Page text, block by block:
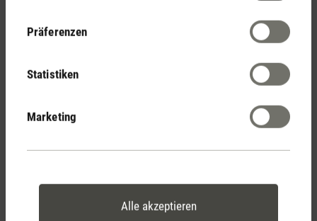
Präferenzen
Statistiken
Marketing
Alle akzeptieren
Trendletter Ventilatoren 2026
Mehr lesen
Flowcube Communications, 14. April 2026